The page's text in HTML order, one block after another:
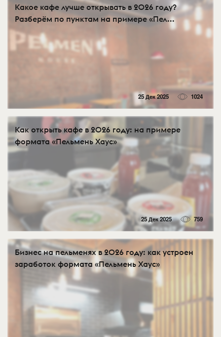
Какое кафе лучше открывать в 2026 году?
Разберём по пунктам на примере «Пел...
25 Дек 2025 1024
Как открыть кафе в 2026 году: на примере
формата «Пельмень Хаус»
25 Дек 2025 759
Бизнес на пельменях в 2026 году: как устроен
заработок формата «Пельмень Хаус»